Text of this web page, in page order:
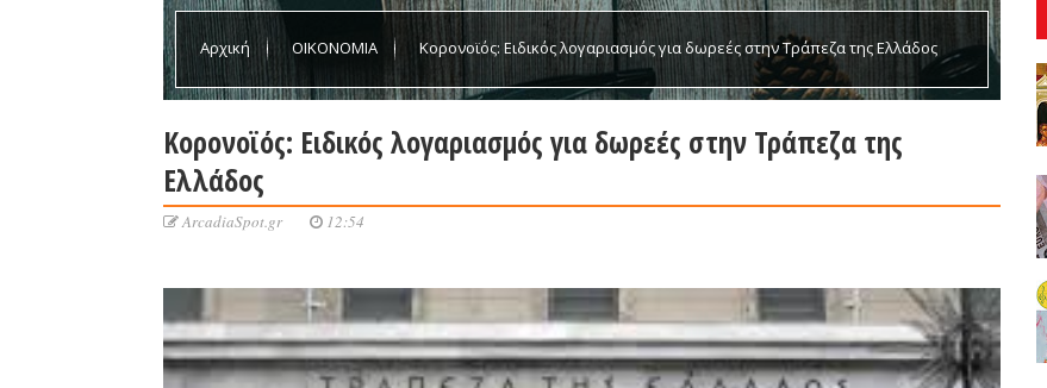
Αρχική ΟΙΚΟΝΟΜΙΑ Κορονοϊός: Ειδικός λογαριασμός για δωρεές στην Τράπεζα της Ελλάδος
Κορονοϊός: Ειδικός λογαριασμός για δωρεές στην Τράπεζα της
Ελλάδος
ArcadiaSpot.gr 12:54